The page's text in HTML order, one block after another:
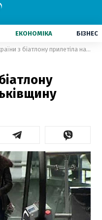
ЕКОНОМІКА БІЗНЕС
Збірна України з біатлону прилетіла на Батьківщину після тріумфу